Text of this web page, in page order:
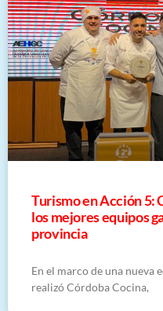
Turismo en Acción 5:
los mejores equipos
provincia
En el marco de una nueva
realizó Córdoba Cocina,